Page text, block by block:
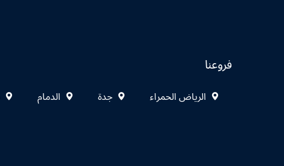
فروعنا
الرياض الحمراء جدة الدمام